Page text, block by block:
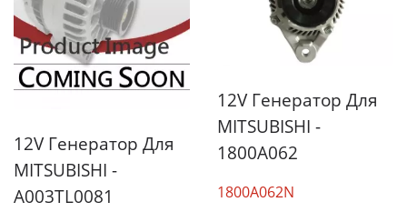
12V Генератор Для
MITSUBISHI -
A003TL0081
12V Генератор Для
MITSUBISHI -
1800A062
1800A062N